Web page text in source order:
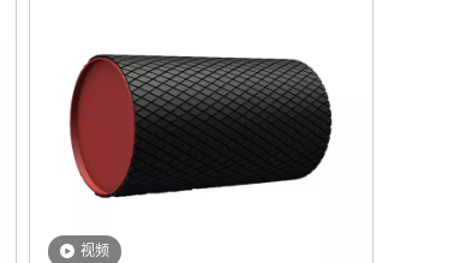
视频